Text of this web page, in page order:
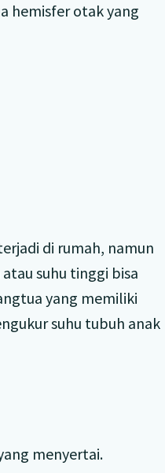
hemisfer otak yang
di rumah, namun
suhu tinggi bisa
yang memiliki
suhu tubuh anak
menyertai.